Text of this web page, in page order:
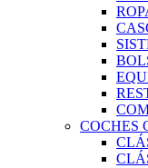
COCHES